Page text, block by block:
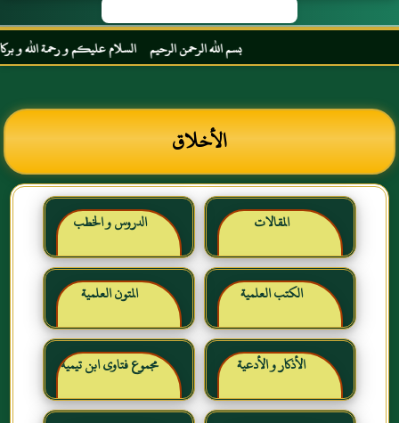
بسم الله الرحمن الرحيم السلام عليكم و رحمة الله و
الأخلاق
المقالات الدروس و الخطب
الكتب العلمية المتون العلمية
الأذكار و الأدعية مجموع فتاوى ابن تيمية